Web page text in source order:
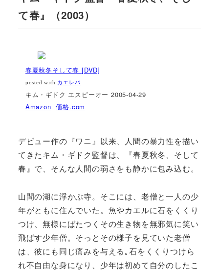
て春』（2003）
春夏秋冬そして春 [DVD]
posted with カエレバ
キム・ギドク エスピーオー 2005-04-29
Amazon 価格.com
デビュー作の『ワニ』以来、人間の暴力性を描い
てきたキム・ギドク監督は、『春夏秋冬、そして
春』で、そんな人間の弱さをも静かに包み込む。
山間の湖に浮かぶ寺。そこには、老僧と一人の少
年がともに住んでいた。魚やカエルに石をくくり
つけ、無様にばたつくその生き物を無邪気に笑い
飛ばす少年僧。そっとその様子を見ていた老僧
は、彼にも同じ痛みを与える｡石をくくりつけら
れ不自由な身になり、少年は初めて自分のしたこ